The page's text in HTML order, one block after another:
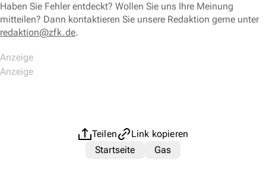
Haben Sie Fehler entdeckt? Wollen Sie uns Ihre Meinung
mitteilen? Dann kontaktieren Sie unsere Redaktion gerne unter
redaktion@zfk.de.
Teilen
Link kopieren
Startseite
Gas